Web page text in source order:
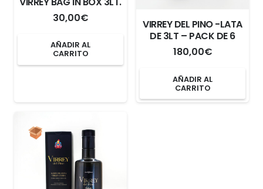
30,00€
AÑADIR AL
CARRITO
VIRREY DEL PINO -LATA
DE 3LT – PACK DE 6
180,00€
AÑADIR AL
CARRITO